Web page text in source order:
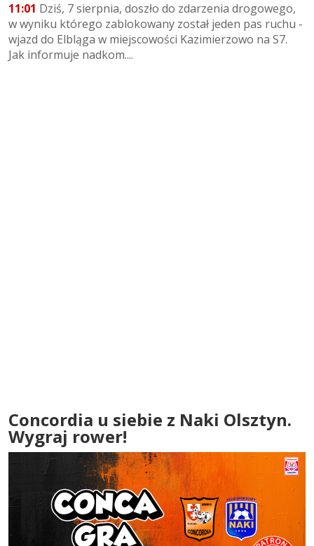
11:01 Dziś, 7 sierpnia, doszło do zdarzenia drogowego,
w wyniku którego zablokowany został jeden pas ruchu -
wjazd do Elbląga w miejscowości Kazimierzowo na S7.
Jak informuje nadkom....
Concordia u siebie z Naki Olsztyn.
Wygraj rower!